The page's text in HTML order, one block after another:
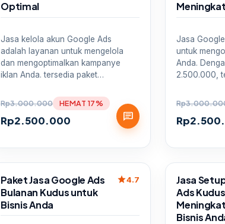
Optimal
Jasa kelola akun Google Ads
adalah layanan untuk mengelola
dan mengoptimalkan kampanye
iklan Anda. tersedia paket…
Rp3.000.000
Rp2.500.000
HEMAT 17%
chat
Jasa
untuk
Anda.
2.500.000,
Rp
Rp
Sale
Paket Jasa Google Ads
Bulanan Kudus untuk
Bisnis Anda
star4.7 Sale
Jasa
Ads
Bisnis